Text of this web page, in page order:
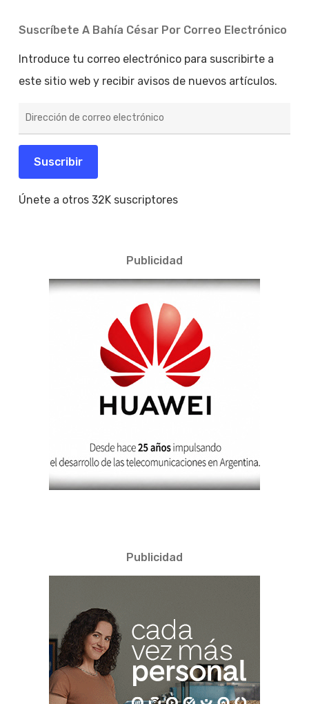
Suscríbete A Bahía César Por Correo Electrónico
Introduce tu correo electrónico para suscribirte a
este sitio web y recibir avisos de nuevos artículos.
de
electrónico
Suscribir
Únete a otros 32K suscriptores
Publicidad
Publicidad